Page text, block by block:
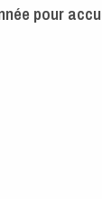
pour